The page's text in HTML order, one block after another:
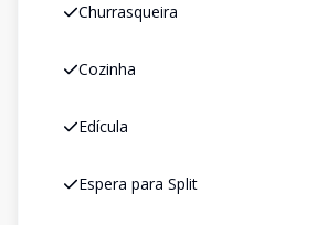
Churrasqueira
Cozinha
Edícula
Espera para Split